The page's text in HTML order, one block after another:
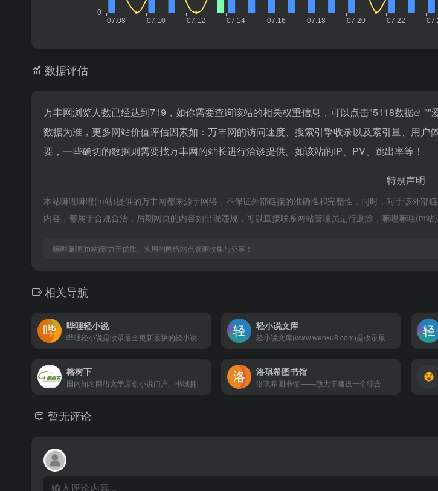
数据评估
万丰网浏览人数已经达到719，如你需要查询该站的相关权重信息，可以点击"5118数据 ""
数据为准，更多网站价值评估因素如：万丰网的访问速度、搜索引擎收录以及索引量、用
要，一些确切的数据则需要找万丰网的站长进行洽谈提供。如该站的IP、PV、跳出率等！
特别声明
本站嘛哩嘛哩(m站)提供的万丰网都来源于网络，不保证外部链接的准确性和完整性，同时，对于该外
内容，都属于合规合法，后期网页的内容如出现违规，可以直接联系网站管理员进行删除，嘛哩嘛哩(m站)
嘛哩嘛哩(m站)致力于优质、实用的网络站点资源收集与分享！
相关导航
哔哩轻小说 轻小说文库
榕树下 洛琪希图书馆
暂无评论